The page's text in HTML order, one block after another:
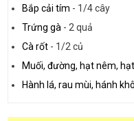
Bắp cải tím - 1/4 cây
Trứng gà - 2 quả
Cà rốt - 1/2 củ
Muối, đường, hạt nêm,
Hành lá, rau mùi, hánh